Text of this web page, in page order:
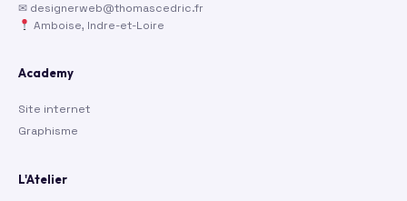
✉ designerweb@thomascedric.fr
Amboise, Indre-et-Loire
Academy
Site internet
Graphisme
L'Atelier